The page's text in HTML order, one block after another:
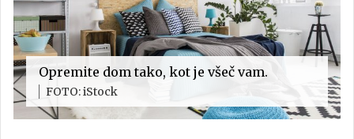
Opremite dom tako, kot je všeč vam.
FOTO: iStock